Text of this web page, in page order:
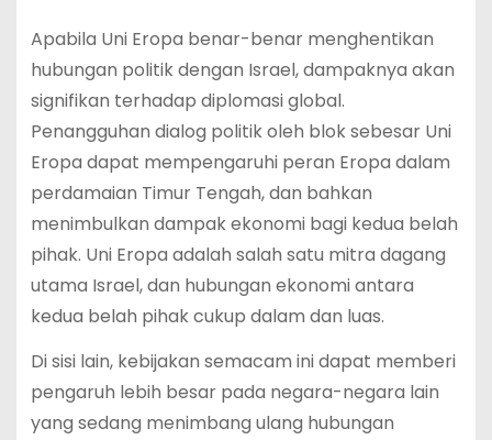
Apabila Uni Eropa benar-benar menghentikan
hubungan politik dengan Israel, dampaknya akan
signifikan terhadap diplomasi global.
Penangguhan dialog politik oleh blok sebesar Uni
Eropa dapat mempengaruhi peran Eropa dalam
perdamaian Timur Tengah, dan bahkan
menimbulkan dampak ekonomi bagi kedua belah
pihak. Uni Eropa adalah salah satu mitra dagang
utama Israel, dan hubungan ekonomi antara
kedua belah pihak cukup dalam dan luas.
Di sisi lain, kebijakan semacam ini dapat memberi
pengaruh lebih besar pada negara-negara lain
yang sedang menimbang ulang hubungan